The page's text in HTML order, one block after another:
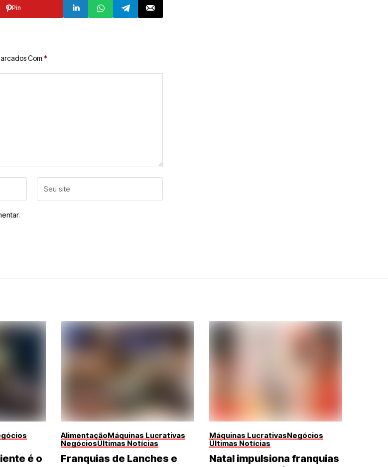
Pin
Com *
é o
AlimentaçãoMáquinas Lucrativas
NegóciosÚltimas Notícias
Franquias de Lanches e
Máquinas LucrativasNegócios
Últimas Notícias
Natal impulsiona franquias